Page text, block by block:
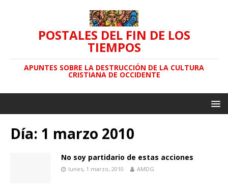
POSTALES DEL FIN DE LOS
TIEMPOS
APUNTES SOBRE LA DESTRUCCIÓN DE LA CULTURA
CRISTIANA DE OCCIDENTE
Día: 1 marzo 2010
No soy partidario de estas acciones
lunes, 1 marzo, 2010 AMDG